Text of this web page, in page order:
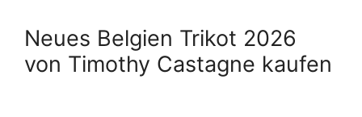
Neues Belgien Trikot 2026
von Timothy Castagne kaufen